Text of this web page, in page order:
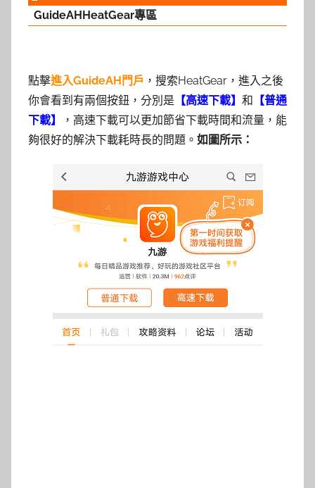
GuideAHHeatGear專區
點擊進入GuideAH門戶 ，搜索HeatGear，進入之後
你會看到有兩個按鈕，分別是 【高速下載】 和 【普通
下載】
，高速下載可以更加節省下載時間和流量，能
夠很好的解決下載耗時長的問題。 如圖所示：